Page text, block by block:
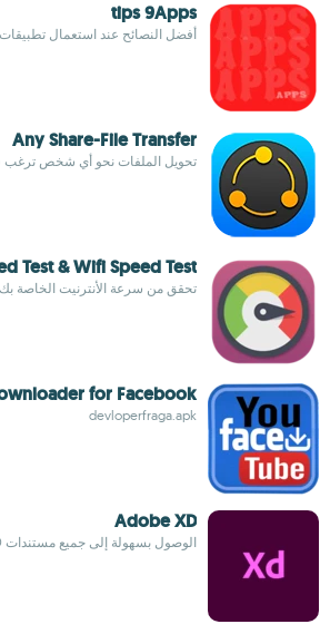
tips 9Apps
أفضل النصائح عند استعمال تطبيقات 9apps
Any Share-File Transfer
تحويل الملفات نحو أي شخص ترغب
Test & Wifi Speed Test
تحقق من سرعة الأنترنيت الخاصة
for Facebook
devloperfraga.apk
Adobe XD
الوصول بسهولة إلى جميع مستندات Adobe XD الخاصة بك